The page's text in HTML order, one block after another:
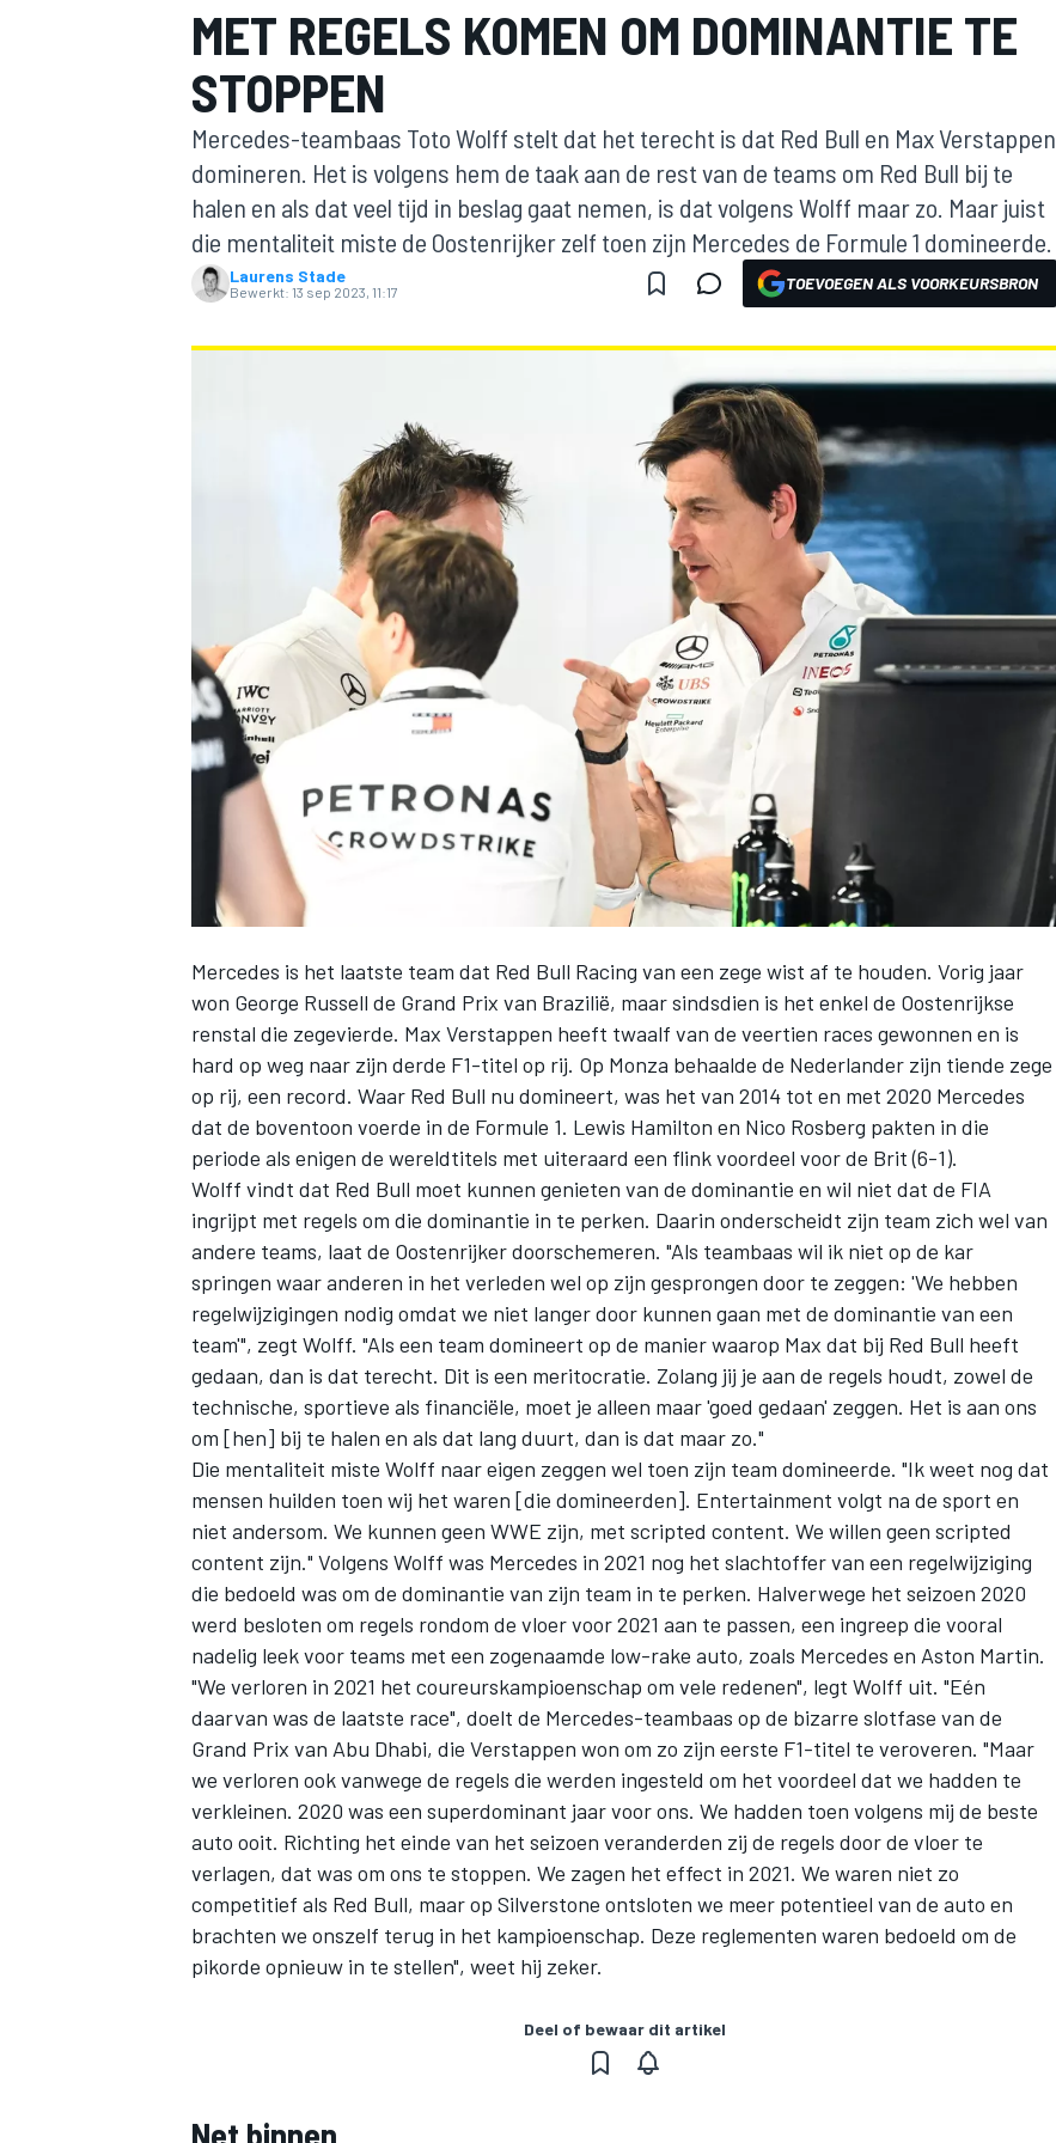
MOTOGP
INDYCAR
MET REGELS KOMEN OM DOMINANTIE TE
STOPPEN
Mercedes-teambaas Toto Wolff stelt dat het terecht is dat Red Bull en Max Verstappen
domineren. Het is volgens hem de taak aan de rest van de teams om Red Bull bij te
halen en als dat veel tijd in beslag gaat nemen, is dat volgens Wolff maar zo. Maar juist
die mentaliteit miste de Oostenrijker zelf toen zijn Mercedes de Formule 1 domineerde.
Laurens Stade
Bewerkt: 13 sep 2023, 11:17 TOEVOEGEN ALS VOORKEURSBRON
Mercedes is het laatste team dat Red Bull Racing van een zege wist af te houden. Vorig jaar
won George Russell de Grand Prix van Brazilië, maar sindsdien is het enkel de Oostenrijkse
renstal die zegevierde. Max Verstappen heeft twaalf van de veertien races gewonnen en is
hard op weg naar zijn derde F1-titel op rij. Op Monza behaalde de Nederlander zijn tiende zege
op rij, een record. Waar Red Bull nu domineert, was het van 2014 tot en met 2020 Mercedes
dat de boventoon voerde in de Formule 1. Lewis Hamilton en Nico Rosberg pakten in die
periode als enigen de wereldtitels met uiteraard een flink voordeel voor de Brit (6-1).
Wolff vindt dat Red Bull moet kunnen genieten van de dominantie en wil niet dat de FIA
ingrijpt met regels om die dominantie in te perken. Daarin onderscheidt zijn team zich wel van
andere teams, laat de Oostenrijker doorschemeren. "Als teambaas wil ik niet op de kar
springen waar anderen in het verleden wel op zijn gesprongen door te zeggen: 'We hebben
regelwijzigingen nodig omdat we niet langer door kunnen gaan met de dominantie van een
team'", zegt Wolff. "Als een team domineert op de manier waarop Max dat bij Red Bull heeft
gedaan, dan is dat terecht. Dit is een meritocratie. Zolang jij je aan de regels houdt, zowel de
technische, sportieve als financiële, moet je alleen maar 'goed gedaan' zeggen. Het is aan ons
om [hen] bij te halen en als dat lang duurt, dan is dat maar zo."
Die mentaliteit miste Wolff naar eigen zeggen wel toen zijn team domineerde. "Ik weet nog dat
mensen huilden toen wij het waren [die domineerden]. Entertainment volgt na de sport en
niet andersom. We kunnen geen WWE zijn, met scripted content. We willen geen scripted
content zijn." Volgens Wolff was Mercedes in 2021 nog het slachtoffer van een regelwijziging
die bedoeld was om de dominantie van zijn team in te perken. Halverwege het seizoen 2020
werd besloten om regels rondom de vloer voor 2021 aan te passen, een ingreep die vooral
nadelig leek voor teams met een zogenaamde low-rake auto, zoals Mercedes en Aston Martin.
"We verloren in 2021 het coureurskampioenschap om vele redenen", legt Wolff uit. "Eén
daarvan was de laatste race", doelt de Mercedes-teambaas op de bizarre slotfase van de
Grand Prix van Abu Dhabi, die Verstappen won om zo zijn eerste F1-titel te veroveren. "Maar
we verloren ook vanwege de regels die werden ingesteld om het voordeel dat we hadden te
verkleinen. 2020 was een superdominant jaar voor ons. We hadden toen volgens mij de beste
auto ooit. Richting het einde van het seizoen veranderden zij de regels door de vloer te
verlagen, dat was om ons te stoppen. We zagen het effect in 2021. We waren niet zo
competitief als Red Bull, maar op Silverstone ontsloten we meer potentieel van de auto en
brachten we onszelf terug in het kampioenschap. Deze reglementen waren bedoeld om de
pikorde opnieuw in te stellen", weet hij zeker.
Deel of bewaar dit artikel
Net binnen